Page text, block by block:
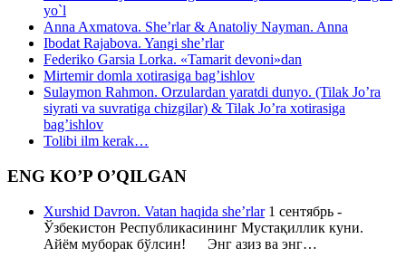
yo`l
Anna Axmatova. She’rlar & Anatoliy Nayman. Anna
Ibodat Rajabova. Yangi she’rlar
Federiko Garsia Lorka. «Tamarit devoni»dan
Mirtemir domla xotirasiga bag’ishlov
Sulaymon Rahmon. Orzulardan yaratdi dunyo. (Tilak Jo’ra
siyrati va suvratiga chizgilar) & Tilak Jo’ra xotirasiga
bag’ishlov
Tolibi ilm kerak…
ENG KO’P O’QILGAN
Xurshid Davron. Vatan haqida she’rlar1 сентябрь -
Ўзбекистон Республикасининг Мустақиллик куни.
Айём муборак бўлсин! Энг азиз ва энг…